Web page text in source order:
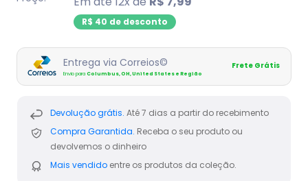
pt-
R$ 40 de desconto
Entrega via Correios©
Envio para Columbus, OH, United States e Região
Frete Grátis
Devolução grátis. Até 7 dias a partir do recebimento
Compra Garantida. Receba o seu produto ou
devolvemos o dinheiro
Mais vendido entre os produtos da coleção.